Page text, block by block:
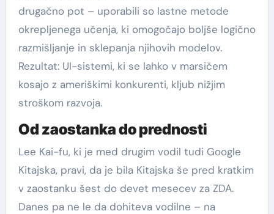
drugačno pot – uporabili so lastne metode
okrepljenega učenja, ki omogočajo boljše logično
razmišljanje in sklepanja njihovih modelov.
Rezultat: UI-sistemi, ki se lahko v marsičem
kosajo z ameriškimi konkurenti, kljub nižjim
stroškom razvoja.
Od zaostanka do prednosti
Lee Kai-fu, ki je med drugim vodil tudi Google
Kitajska, pravi, da je bila Kitajska še pred kratkim
v zaostanku šest do devet mesecev za ZDA.
Danes pa ne le da dohiteva vodilne – na